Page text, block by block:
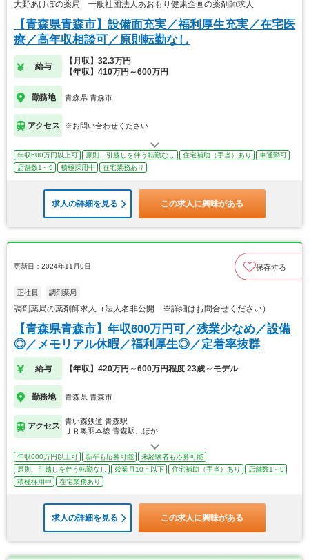
大野あけぼの薬局 一般社団法人あおもり健康企画の薬剤師求人
【青森県青森市】設備面充実／福利厚生充実／在宅医
療／高年収相談可／原則転勤なし
給与
【月収】32.3万円
【年収】410万円～600万円
勤務地 青森県 青森市
アクセス ※お問い合わせください
年収600万円以上可 原則、引越しを伴う転勤なし 住宅補助（手当）あり
車通勤可
店舗数1～9
積極採用中 在宅業務あり
求人の詳細を見る この求人に興味がある
更新日：2024年11月9日 保存する
正社員 調剤薬局
調剤薬局の薬剤師求人（法人名非公開 ※詳細はお問合せください）
【青森県青森市】年収600万円可／残業少なめ／設備
◎／メモリアル休暇／福利厚生◎／定着率抜群
給与 【年収】420万円～600万円程度 23歳～モデル
勤務地 青森県 青森市
アクセス
青い森鉄道 青森駅
ＪＲ奥羽本線 青森駅…ほか
年収600万円以上可 新卒も応募可能
未経験者も応募可能
原則、引越しを伴う転勤なし
残業月10ｈ以下 住宅補助（手当）あり
店舗数1～9
積極採用中
在宅業務あり
求人の詳細を見る この求人に興味がある